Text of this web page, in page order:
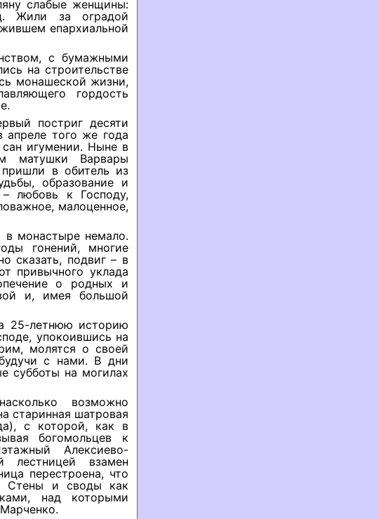
слабые женщины:
Жили за оградой
епархиальной
с бумажными
на строительстве
монашеской жизни,
гордость
постриг десяти
того же года
сан игумении. Ныне в
матушки Варвары
в обитель из
образование и
любовь к Господу,
малоценное,
в монастыре немало.
гонений, многие
сказать, подвиг – в
привычного уклада
о родных и
и, имея большой
25-летнюю историю
упокоившись на
молятся о своей
с нами. В дни
субботы на могилах
возможно
старинная шатровая
с которой, как в
богомольцев к
Алексиево-
лестницей взамен
перестроена, что
Стены и своды как
над которыми